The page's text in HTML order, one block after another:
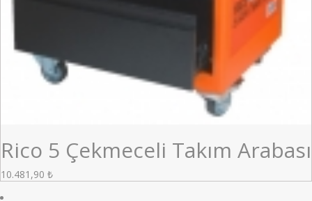
Rico 5 Çekmeceli Takım Arabası
10.481,90 ₺